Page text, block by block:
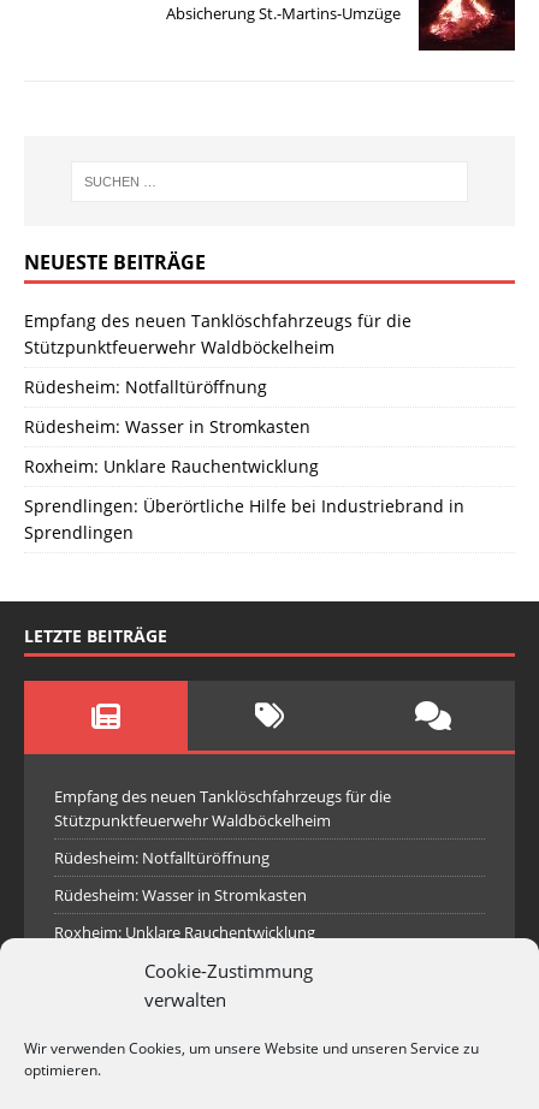
Cookie-Zustimmung
verwalten
Wir verwenden Cookies, um unsere Website und unseren Service zu
optimieren.
Absicherung St.-Martins-Umzüge
NEUESTE BEITRÄGE
Empfang des neuen Tanklöschfahrzeugs für die
Stützpunktfeuerwehr Waldböckelheim
Rüdesheim: Notfalltüröffnung
Rüdesheim: Wasser in Stromkasten
Roxheim: Unklare Rauchentwicklung
Sprendlingen: Überörtliche Hilfe bei Industriebrand in
Sprendlingen
LETZTE BEITRÄGE
Empfang des neuen Tanklöschfahrzeugs für die
Stützpunktfeuerwehr Waldböckelheim
Rüdesheim: Notfalltüröffnung
Rüdesheim: Wasser in Stromkasten
Roxheim: Unklare Rauchentwicklung
Sprendlingen: Überörtliche Hilfe bei Industriebrand in
Sprendlingen
Rüdesheim: Aufgerissener Dieseltank